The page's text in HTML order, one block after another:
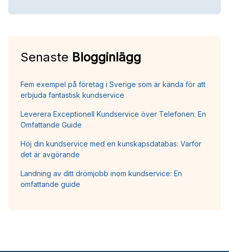
Senaste Blogginlägg
Fem exempel på företag i Sverige som är kända för att
erbjuda fantastisk kundservice
Leverera Exceptionell Kundservice över Telefonen: En
Omfattande Guide
Höj din kundservice med en kunskapsdatabas: Varför
det är avgörande
Landning av ditt drömjobb inom kundservice: En
omfattande guide